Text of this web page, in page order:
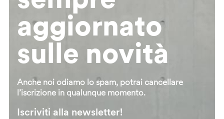
aggiornato
sulle novità
Anche noi odiamo lo spam, potrai cancellare
l’iscrizione in qualunque momento.
Iscriviti alla newsletter!